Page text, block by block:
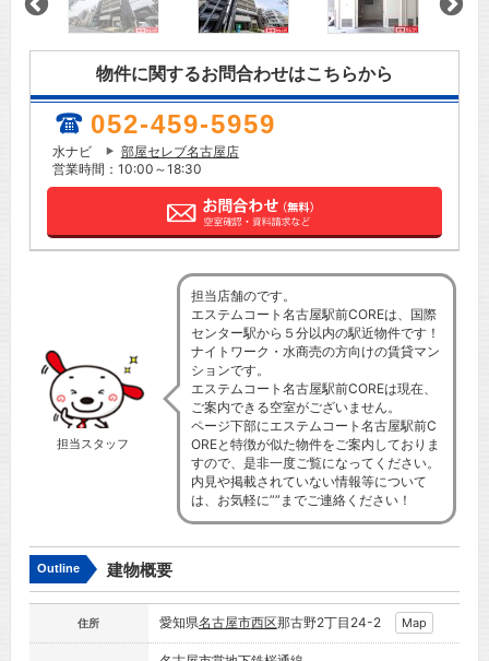
物件に関するお問合わせはこちらから
052-459-5959
水ナビ
部屋セレブ名古屋店
営業時間：10:00～18:30
担当スタッフ
担当店舗のです。
エステムコート名古屋駅前COREは、国際
センター駅から５分以内の駅近物件です！
ナイトワーク・水商売の方向けの賃貸マン
ションです。
エステムコート名古屋駅前COREは現在、
ご案内できる空室がございません。
ページ下部にエステムコート名古屋駅前C
OREと特徴が似た物件をご案内しておりま
すので、是非一度ご覧になってください。
内見や掲載されていない情報等について
は、お気軽に””までご連絡ください！
Outline 建物概要
住所 愛知県名古屋市西区那古野2丁目24-2 Map